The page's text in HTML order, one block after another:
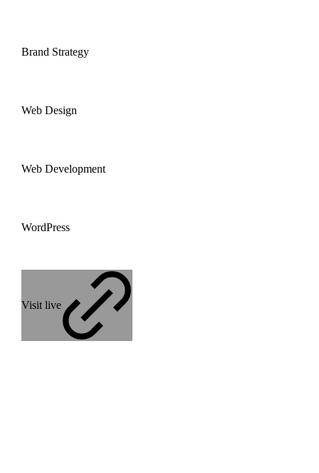
Brand Strategy
Web Design
Web Development
WordPress
Visit live